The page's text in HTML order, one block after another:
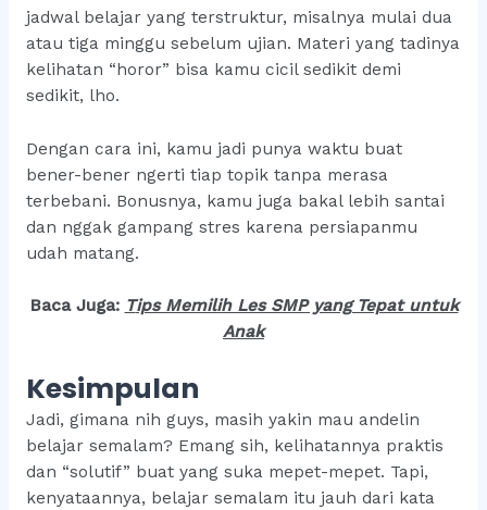
jadwal belajar yang terstruktur, misalnya mulai dua
atau tiga minggu sebelum ujian. Materi yang tadinya
kelihatan “horor” bisa kamu cicil sedikit demi
sedikit, lho.
Dengan cara ini, kamu jadi punya waktu buat
bener-bener ngerti tiap topik tanpa merasa
terbebani. Bonusnya, kamu juga bakal lebih santai
dan nggak gampang stres karena persiapanmu
udah matang.
Baca Juga: Tips Memilih Les SMP yang Tepat untuk
Anak
Kesimpulan
Jadi, gimana nih guys, masih yakin mau andelin
belajar semalam? Emang sih, kelihatannya praktis
dan “solutif” buat yang suka mepet-mepet. Tapi,
kenyataannya, belajar semalam itu jauh dari kata